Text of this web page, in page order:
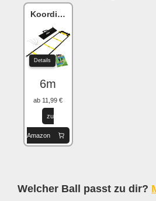
Koordinationsleiter
Details
6m
ab 11,99 €
zu
Amazon
Welcher Ball passt zu dir?